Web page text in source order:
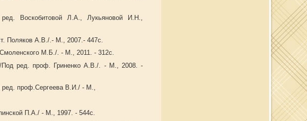
Воскобитовой Л.А., Лукьяновой И.Н.,
Поляков А.В./.- М., 2007.- 447с.
М.Б./. - М., 2011. - 312с.
Под ред. проф. Гриненко А.В./. - М., 2008. -
ред. проф.Сергеева В.И./ - М.,
П.А./ - М., 1997. - 544с.